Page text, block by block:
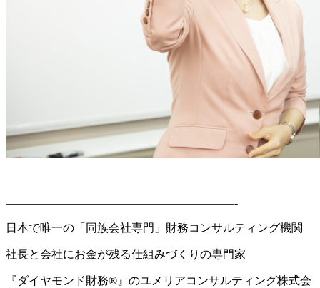
————————————————————-
日本で唯一の「同族会社専門」財務コンサルティング機関
社長と会社にお金が残る仕組みづくりの専門家
『ダイヤモンド財務®』のユメリアコンサルティング株式会